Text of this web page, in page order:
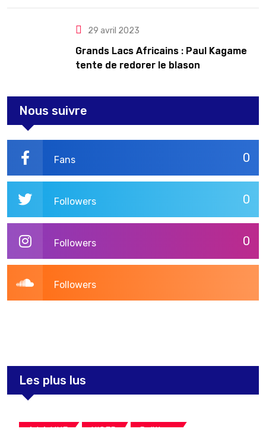
29 avril 2023
Grands Lacs Africains : Paul Kagame
tente de redorer le blason
Nous suivre
0
Fans
0
Followers
0
Followers
Followers
Les plus lus
A LA UNE NIGER Politique